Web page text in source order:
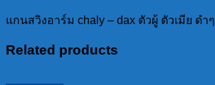
ดำๆ
แกนสวิงอาร์ม chaly – dax ตัวผู้ ตัวเมีย ดำๆ
Related products